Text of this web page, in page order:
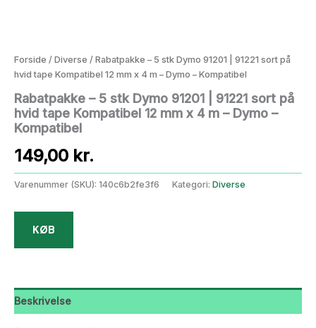
Forside / Diverse / Rabatpakke – 5 stk Dymo 91201 | 91221 sort på
hvid tape Kompatibel 12 mm x 4 m – Dymo – Kompatibel
Rabatpakke – 5 stk Dymo 91201 | 91221 sort på
hvid tape Kompatibel 12 mm x 4 m – Dymo –
Kompatibel
149,00 kr.
Varenummer (SKU): 140c6b2fe3f6 Kategori: Diverse
KØB
Beskrivelse